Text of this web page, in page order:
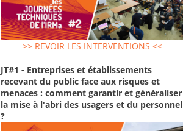
>> REVOIR LES INTERVENTIONS <<
JT#1 - Entreprises et établissements
recevant du public face aux risques et
menaces : comment garantir et généraliser
la mise à l'abri des usagers et du personnel
?